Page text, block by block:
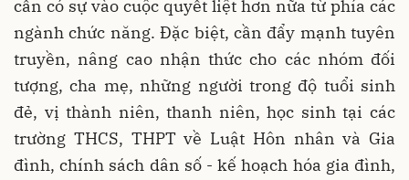
cần có sự vào cuộc quyết liệt hơn nữa từ phía các
ngành chức năng. Đặc biệt, cần đẩy mạnh tuyên
truyền, nâng cao nhận thức cho các nhóm đối
tượng, cha mẹ, những người trong độ tuổi sinh
đẻ, vị thành niên, thanh niên, học sinh tại các
trường THCS, THPT về Luật Hôn nhân và Gia
đình, chính sách dân số - kế hoạch hóa gia đình,